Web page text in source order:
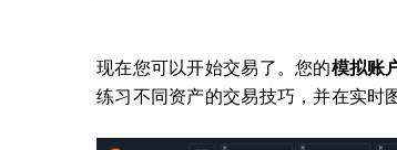
现在您可以开始交易了。您的模拟账
练习不同资产的交易技巧，并在实时